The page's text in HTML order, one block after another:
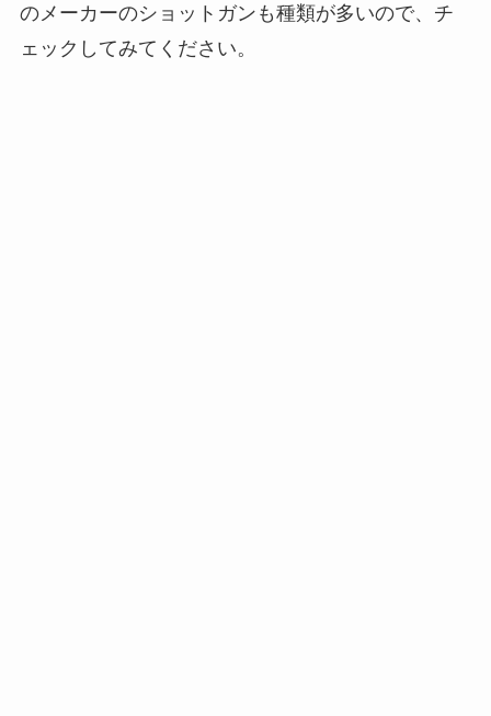
のメーカーのショットガンも種類が多いので、チ
ェックしてみてください。